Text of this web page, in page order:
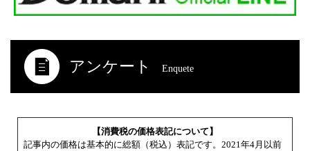
アンケート Enquete
【消費税の価格表記について】
記事内の価格は基本的に総額（税込）表記です。2021年4月以前